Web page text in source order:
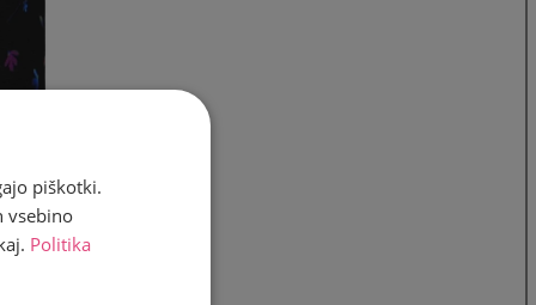
piškotki.
vsebino
Politika